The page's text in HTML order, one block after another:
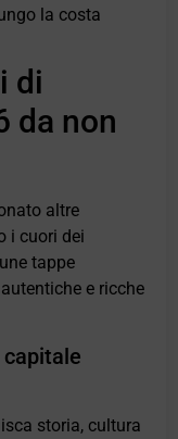
la costa
di
da non
altre
i cuori dei
tappe
e ricche
storia, cultura